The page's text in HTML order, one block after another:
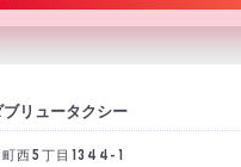
ブリュータクシー
町西5丁目1344-1